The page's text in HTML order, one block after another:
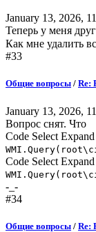
January 13, 2026,
Теперь у меня
Как мне удалить
#33
Общие вопросы / Re:
January 13, 2026,
Вопрос снят. Что
Code Select Expand
Code Select Expand
-_-
#34
Общие вопросы / Re: